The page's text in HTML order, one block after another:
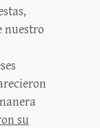
nuestro
su